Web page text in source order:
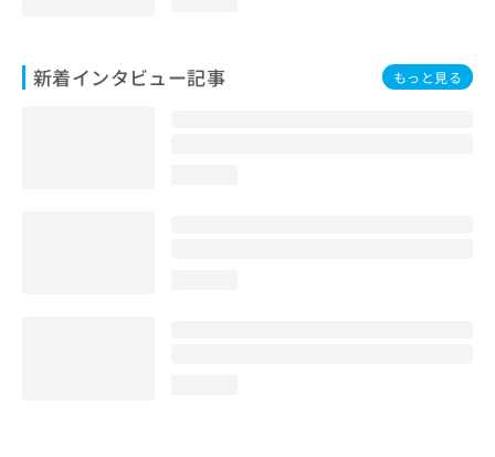
新着インタビュー記事 もっと見る